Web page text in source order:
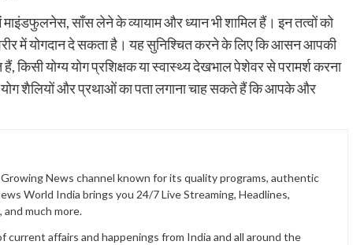
साँस लेने के व्यायाम और ध्यान भी शामिल हैं। इन तत्वों को
में योगदान दे सकता है। यह सुनिश्चित करने के लिए कि आसन आपकी
योग्य योग प्रशिक्षक या स्वास्थ्य देखभाल पेशेवर से परामर्श करना
शैलियों और प्रथाओं का पता लगाना चाह सकते हैं कि आपके और
News channel known for its quality programs, authentic
World India brings you 24/7 Live Streaming, Headlines,
much more.
affairs and happenings from India and all around the